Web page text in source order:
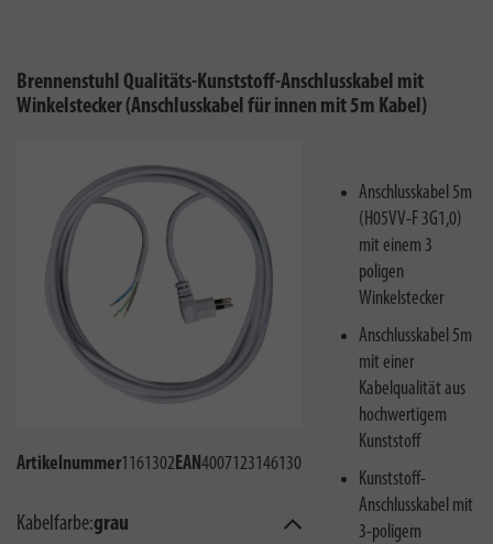
Brennenstuhl Qualitäts-Kunststoff-Anschlusskabel mit
Winkelstecker (Anschlusskabel für innen mit 5m Kabel)
Artikelnummer1161302EAN4007123146130
Kabelfarbe:grau
Anschlusskabel 5m
(H05VV-F 3G1,0)
mit einem 3
poligen
Winkelstecker
Anschlusskabel 5m
mit einer
Kabelqualität aus
hochwertigem
Kunststoff
Kunststoff-
Anschlusskabel mit
3-poligem